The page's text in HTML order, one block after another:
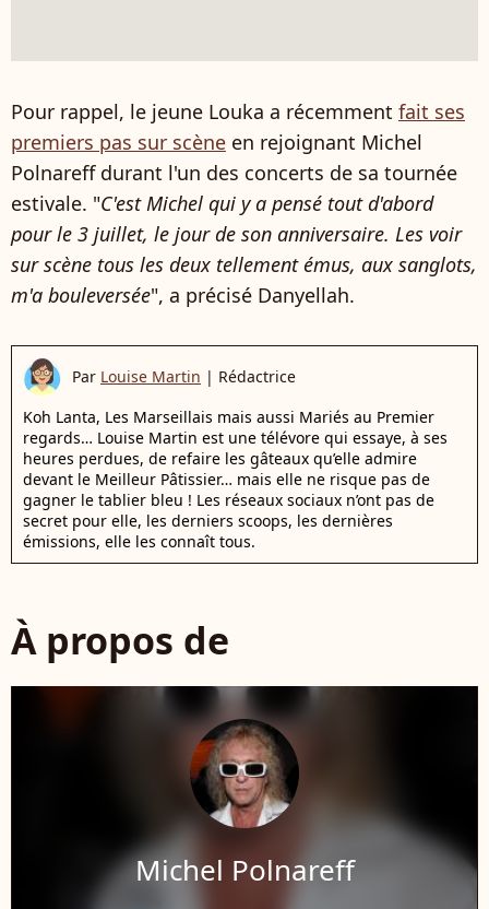
Pour rappel, le jeune Louka a récemment fait ses
premiers pas sur scène en rejoignant Michel
Polnareff durant l'un des concerts de sa tournée
estivale. "C'est Michel qui y a pensé tout d'abord
pour le 3 juillet, le jour de son anniversaire. Les voir
sur scène tous les deux tellement émus, aux sanglots,
m'a bouleversée", a précisé Danyellah.
Par Louise Martin | Rédactrice
Koh Lanta, Les Marseillais mais aussi Mariés au Premier
regards… Louise Martin est une télévore qui essaye, à ses
heures perdues, de refaire les gâteaux qu’elle admire
devant le Meilleur Pâtissier… mais elle ne risque pas de
gagner le tablier bleu ! Les réseaux sociaux n’ont pas de
secret pour elle, les derniers scoops, les dernières
émissions, elle les connaît tous.
À propos de
Michel Polnareff